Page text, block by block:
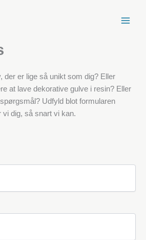
der er lige så unikt som dig? Eller
at lave dekorative gulve i resin? Eller
Udfyld blot formularen
vi dig, så snart vi kan.